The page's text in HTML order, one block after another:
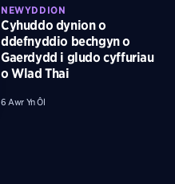
NEWYDDION
Cyhuddo dynion o
ddefnyddio bechgyn o
Gaerdydd i gludo cyffuriau
o Wlad Thai
6 Awr Yn Ôl